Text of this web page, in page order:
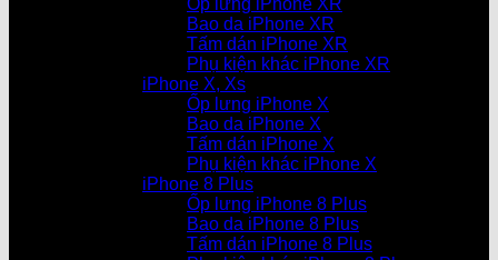
Ốp lưng iPhone XR
Bao da iPhone XR
Tấm dán iPhone XR
Phụ kiện khác iPhone XR
iPhone X, Xs
Ốp lưng iPhone X
Bao da iPhone X
Tấm dán iPhone X
Phụ kiện khác iPhone X
iPhone 8 Plus
Ốp lưng iPhone 8 Plus
Bao da iPhone 8 Plus
Tấm dán iPhone 8 Plus